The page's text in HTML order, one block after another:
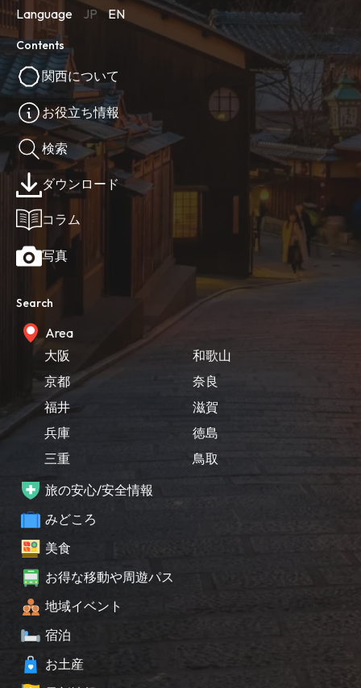
Language JP EN
Contents
関西について
お役立ち情報
検索
ダウンロード
コラム
写真
Search
Area
大阪
京都
福井
兵庫
三重
和歌山
奈良
滋賀
徳島
鳥取
旅の安心/安全情報
みどころ
美食
お得な移動や周遊パス
地域イベント
宿泊
お土産